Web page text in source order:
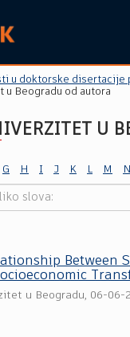
u doktorske disertacije
u Beogradu od autora
U
G H I J K L M N
Between
u Beogradu, 06-06-